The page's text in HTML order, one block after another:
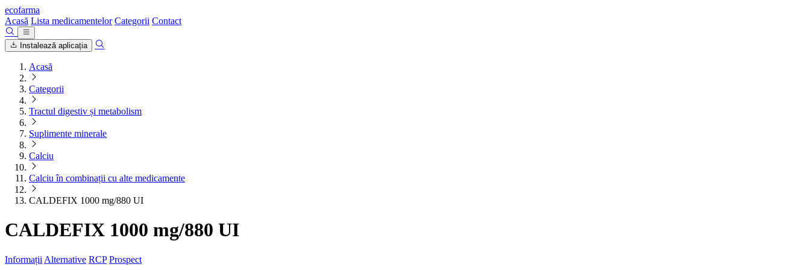
ecofarma
Acasă Lista medicamentelor Categorii Contact
Instalează aplicația
Acasă
Categorii
Tractul digestiv și metabolism
Suplimente minerale
Calciu
Calciu în combinații cu alte medicamente
CALDEFIX 1000 mg/880 UI
CALDEFIX 1000 mg/880 UI
Informații Alternative RCP Prospect